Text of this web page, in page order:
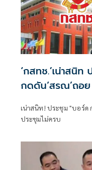
‘กสทช.’เน่าสนิท ประชุมล่มรอบ3
กดดัน‘สรณ’ถอย
เน่าสนิท! ประชุม "บอร์ด
ประชุมไม่ครบ